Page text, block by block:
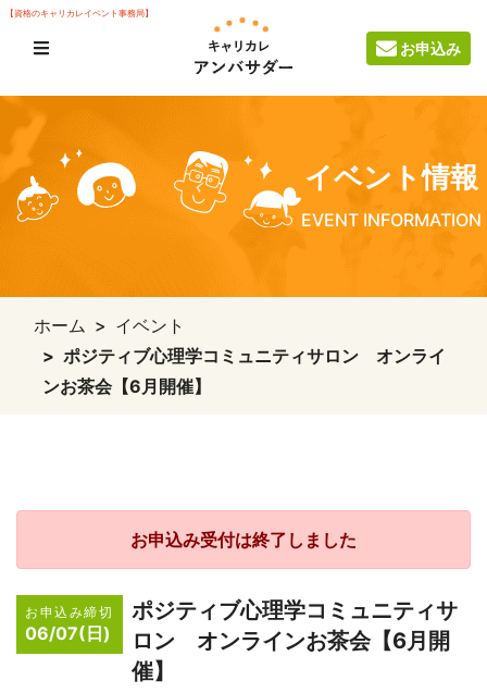
お申込み
【資格のキャリカレイベント事務局】
イベント情報
EVENT INFORMATION
ホーム
イベント
ポジティブ心理学コミュニティサロン オンライ
ンお茶会【6月開催】
お申込み受付は終了しました
お申込み締切
06/07(日)
ポジティブ心理学コミュニティサ
ロン オンラインお茶会【6月開
催】